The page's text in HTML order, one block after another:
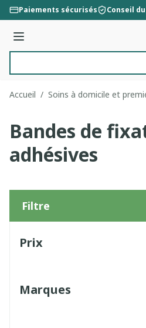
Aller au contenu
Paiements sécurisés Conseil
Menu
Accueil / Soins à domicile et
Bandes de
adhésives
Filtre
Prix
Marques